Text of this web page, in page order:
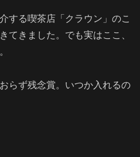
する喫茶店「クラウン」のこ
てきました。でも実はここ、
らず残念賞。いつか入れるの